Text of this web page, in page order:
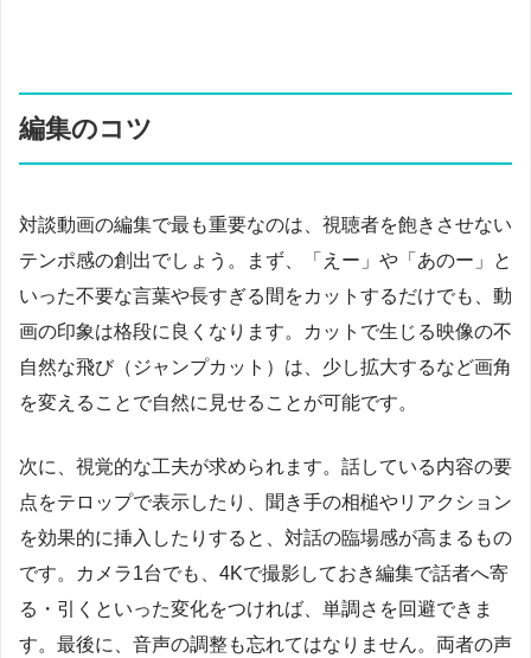
編集のコツ
対談動画の編集で最も重要なのは、視聴者を飽きさせない
テンポ感の創出でしょう。まず、「えー」や「あのー」と
いった不要な言葉や長すぎる間をカットするだけでも、動
画の印象は格段に良くなります。カットで生じる映像の不
自然な飛び（ジャンプカット）は、少し拡大するなど画角
を変えることで自然に見せることが可能です。
次に、視覚的な工夫が求められます。話している内容の要
点をテロップで表示したり、聞き手の相槌やリアクション
を効果的に挿入したりすると、対話の臨場感が高まるもの
です。カメラ1台でも、4Kで撮影しておき編集で話者へ寄
る・引くといった変化をつければ、単調さを回避できま
す。最後に、音声の調整も忘れてはなりません。両者の声